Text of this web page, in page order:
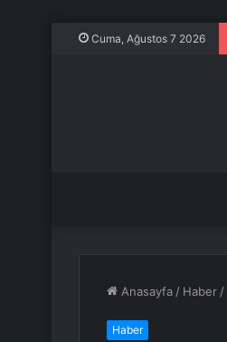
Cuma, Ağustos 7 2026
Anasayfa / Haber /
Haber